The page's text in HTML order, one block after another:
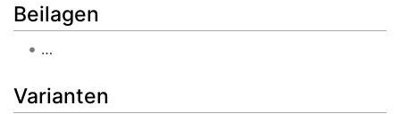
Beilagen
…
Varianten